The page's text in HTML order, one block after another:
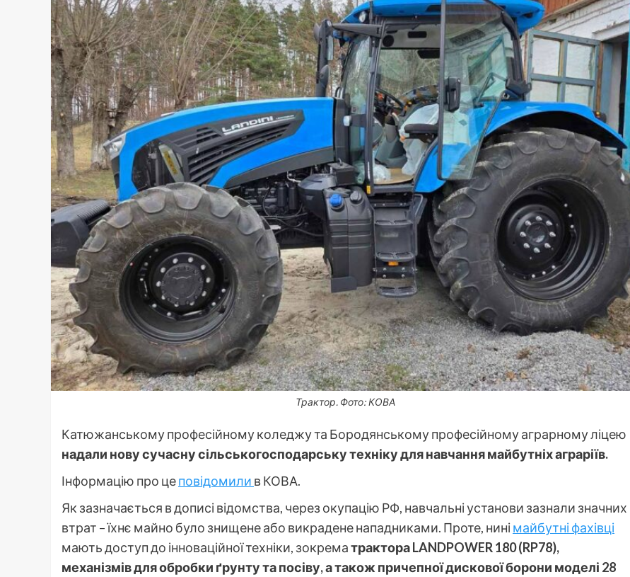
Трактор. Фото: КОВА
Катюжанському професійному коледжу та Бородянському професійному аграрному ліцею
надали нову сучасну сільськогосподарську техніку для навчання майбутніх аграріїв.
Інформацію про цеповідомили в КОВА.
Як зазначається в дописі відомства, через окупацію РФ, навчальні установи зазнали значних
втрат – їхнє майно було знищене або викрадене нападниками. Проте, нині майбутні фахівці
мають доступ до інноваційної техніки, зокрематрактора LANDPOWER 180 (RP78),
механізмів для обробки ґрунту та посіву, а також причепної дискової борони моделі 28